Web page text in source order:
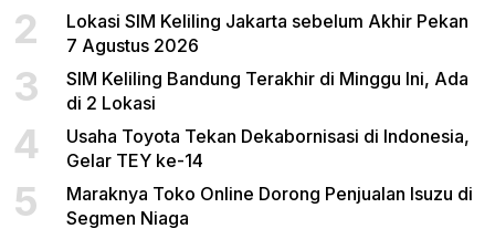
2
Lokasi SIM Keliling Jakarta sebelum Akhir Pekan
7 Agustus 2026
3
SIM Keliling Bandung Terakhir di Minggu Ini, Ada
di 2 Lokasi
4
Usaha Toyota Tekan Dekabornisasi di Indonesia,
Gelar TEY ke-14
5
Maraknya Toko Online Dorong Penjualan Isuzu di
Segmen Niaga